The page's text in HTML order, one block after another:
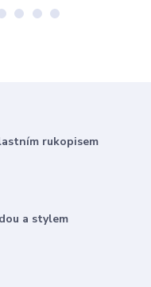
rukopisem
a stylem